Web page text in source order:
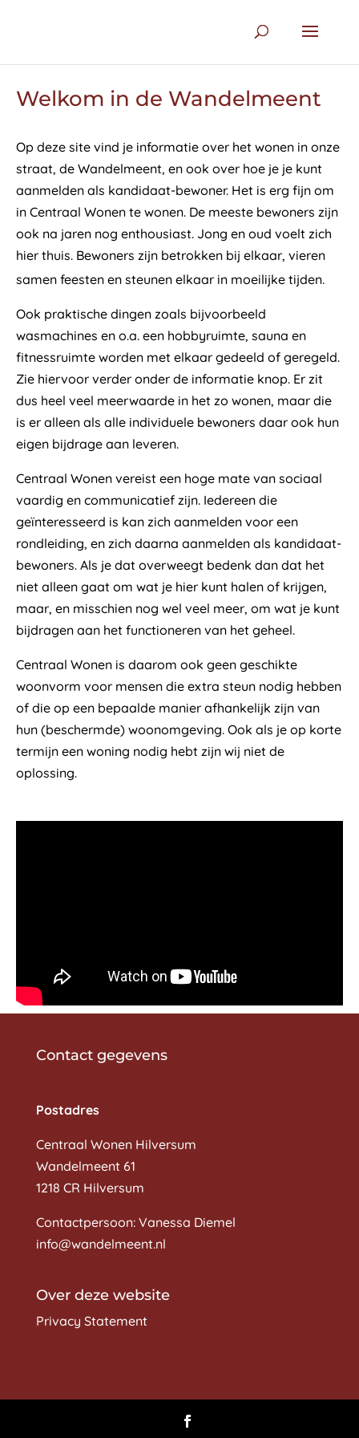
Welkom in de Wandelmeent
Op deze site vind je informatie over het wonen in onze
straat, de Wandelmeent, en ook over hoe je je kunt
aanmelden als kandidaat-bewoner. Het is erg fijn om
in Centraal Wonen te wonen. De meeste bewoners zijn
ook na jaren nog enthousiast. Jong en oud voelt zich
hier thuis. Bewoners zijn betrokken bij elkaar, vieren
samen feesten en steunen elkaar in moeilijke tijden.
Ook praktische dingen zoals bijvoorbeeld
wasmachines en o.a. een hobbyruimte, sauna en
fitnessruimte worden met elkaar gedeeld of geregeld.
Zie hiervoor verder onder de informatie knop. Er zit
dus heel veel meerwaarde in het zo wonen, maar die
is er alleen als alle individuele bewoners daar ook hun
eigen bijdrage aan leveren.
Centraal Wonen vereist een hoge mate van sociaal
vaardig en communicatief zijn. Iedereen die
geïnteresseerd is kan zich aanmelden voor een
rondleiding, en zich daarna aanmelden als kandidaat-
bewoners. Als je dat overweegt bedenk dan dat het
niet alleen gaat om wat je hier kunt halen of krijgen,
maar, en misschien nog wel veel meer, om wat je kunt
bijdragen aan het functioneren van het geheel.
Centraal Wonen is daarom ook geen geschikte
woonvorm voor mensen die extra steun nodig hebben
of die op een bepaalde manier afhankelijk zijn van
hun (beschermde) woonomgeving. Ook als je op korte
termijn een woning nodig hebt zijn wij niet de
oplossing.
Contact gegevens
Postadres
Centraal Wonen Hilversum
Wandelmeent 61
1218 CR Hilversum
Contactpersoon: Vanessa Diemel
info@wandelmeent.nl
Over deze website
Privacy Statement